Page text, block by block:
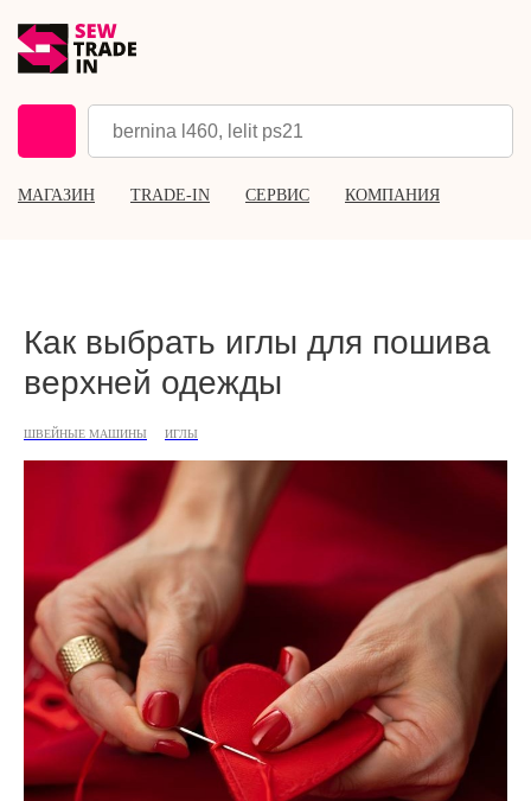
МАГАЗИН TRADE-IN СЕРВИС КОМПАНИЯ
Как выбрать иглы для пошива
верхней одежды
ШВЕЙНЫЕ МАШИНЫ ИГЛЫ